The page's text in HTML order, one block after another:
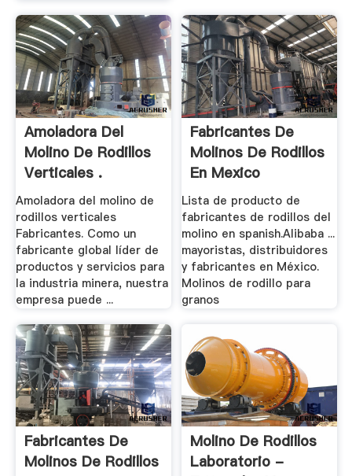
Amoladora Del
Molino De Rodillos
Verticales .
Amoladora del molino de
rodillos verticales
Fabricantes. Como un
fabricante global líder de
productos y servicios para
la industria minera, nuestra
empresa puede ...
Fabricantes De
Molinos De Rodillos
En Mexico
Lista de producto de
fabricantes de rodillos del
molino en spanish.Alibaba ...
mayoristas, distribuidores
y fabricantes en México.
Molinos de rodillo para
granos
Fabricantes De
Molinos De Rodillos
Molino De Rodillos
Laboratorio -